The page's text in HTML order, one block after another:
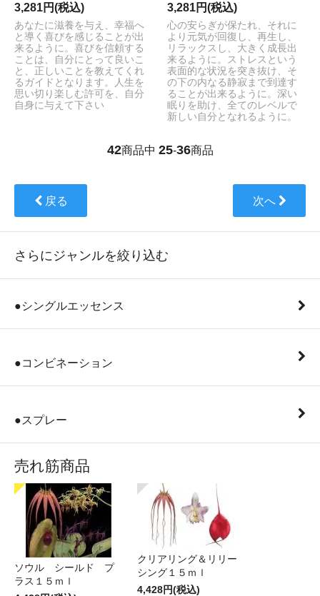
3,281円(税込)
あなたに滋養を与え、幸福へ
と導く喜びを感じることが出
来るように。喜びを信頼する
ことは、自分にとって良いこ
と、正しいことを教えてくれ
るガイドとなります。人生を
思い切り楽しむ許可を、自分
自身に与えて下さい
3,281円(税込)
心の安らぎが保たれ、それに
より元気が回復し、再生し、
リラックスし、大きく成長出
来るように。ストレスという
表面的な状況を突き抜け、そ
の下の内なる静寂まで到達す
ることが出来るように。深い
眠りを助け、全てのレベルで
新しい自分となれるように。
42商品中 25-36商品
戻る 次へ
さらにジャンルを絞り込む
●シングルエッセンス
●コンビネーション
●スプレー
売れ筋商品
ソウル シールド プ
ラス１５ｍｌ
クリアリング＆リリー
シング１５ｍｌ
4,428円(税込)